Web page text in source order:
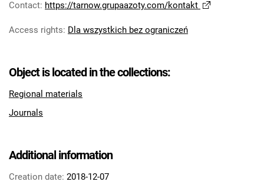
Tarnowskie Azoty : tygodnik Zakładów
Azotowych im. Feliksa Dzierżyńskiego w
Azotowych im. Feliksa Dzierżyńskiego w
Tarnowskie Azoty : tygodnik Zakładów
w Tarnowie. 1983, nr 2
Contact: https://tarnow.grupaazoty.com/kontakt
Access rights: Dla wszystkich bez ograniczeń
Object is located in the collections:
Regional materials
Journals
Additional information
Creation date: 2018-12-07